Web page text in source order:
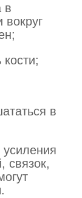
в
вокруг
кости;
в
связок,